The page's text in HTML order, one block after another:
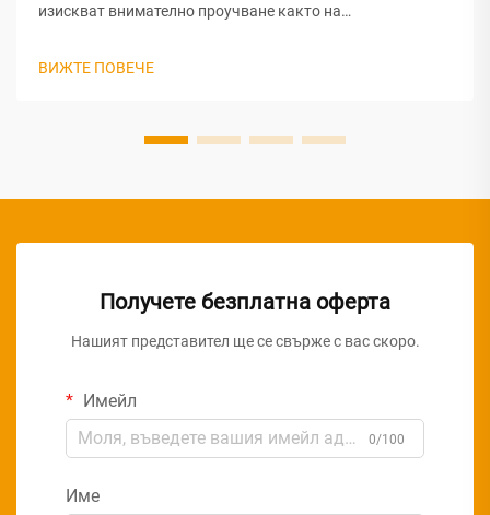
изискват внимателно проучване както на
ВИЖТЕ ПОВЕЧЕ
Получете безплатна оферта
Нашият представител ще се свърже с вас скоро.
Имейл
0/100
Име